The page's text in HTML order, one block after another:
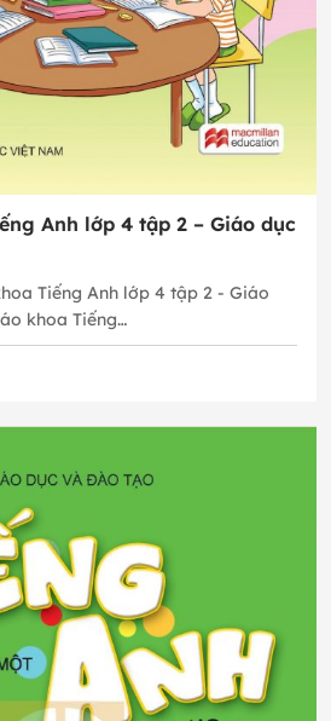
Anh lớp 4 tập 2 – Giáo dục
Tiếng Anh lớp 4 tập 2 - Giáo
khoa Tiếng…